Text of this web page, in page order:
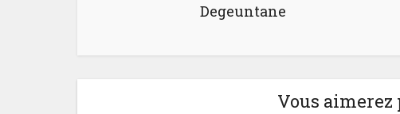
Degeuntane
Vous aimerez